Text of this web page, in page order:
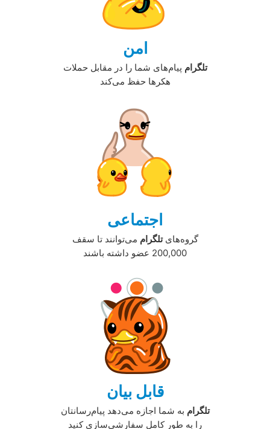
امن
تلگرام پیام‌های شما را در مقابل حملات
هکرها حفظ می‌کند
اجتماعی
گروه‌هایتلگرام می‌توانند تا سقف
200,000 عضو داشته باشند
قابل بیان
تلگرام به شما اجازه می‌دهد پیام‌رسانتان
را به طور کامل سفارشی‌سازی کنید